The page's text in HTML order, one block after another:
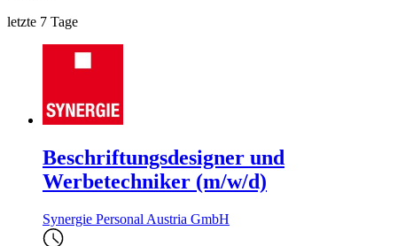
letzte 7 Tage
Beschriftungsdesigner und
Werbetechniker (m/w/d)
Synergie Personal Austria GmbH